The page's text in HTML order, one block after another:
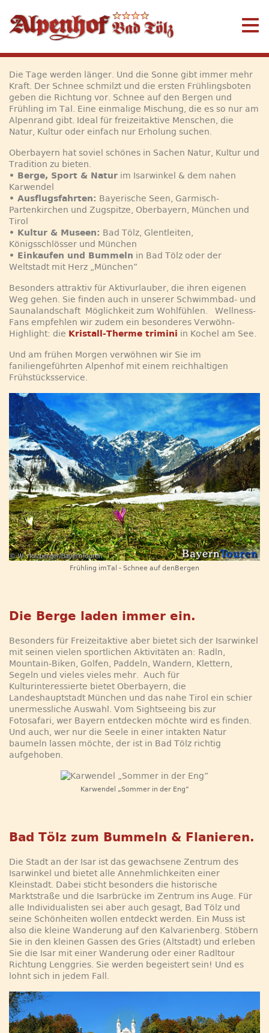
Die Tage werden länger. Und die Sonne gibt immer mehr
Kraft. Der Schnee schmilzt und die ersten Frühlingsboten
geben die Richtung vor. Schnee auf den Bergen und
Frühling im Tal. Eine einmalige Mischung, die es so nur am
Alpenrand gibt. Ideal für freizeitaktive Menschen, die
Natur, Kultur oder einfach nur Erholung suchen.
Oberbayern hat soviel schönes in Sachen Natur, Kultur und
Tradition zu bieten.
• Berge, Sport & Natur im Isarwinkel & dem nahen
Karwendel
• Ausflugsfahrten: Bayerische Seen, Garmisch-
Partenkirchen und Zugspitze, Oberbayern, München und
Tirol
• Kultur & Museen: Bad Tölz, Glentleiten,
Königsschlösser und München
• Einkaufen und Bummeln in Bad Tölz oder der
Weltstadt mit Herz „München”
Besonders attraktiv für Aktivurlauber, die ihren eigenen
Weg gehen. Sie finden auch in unserer Schwimmbad- und
Saunalandschaft Möglichkeit zum Wohlfühlen. Wellness-
Fans empfehlen wir zudem ein besonderes Verwöhn-
Highlight: die Kristall-Therme trimini in Kochel am See.
Und am frühen Morgen verwöhnen wir Sie im
faniliengeführten Alpenhof mit einem reichhaltigen
Frühstücksservice.
Frühling imTal - Schnee auf denBergen
Die Berge laden immer ein.
Besonders für Freizeitaktive aber bietet sich der Isarwinkel
mit seinen vielen sportlichen Aktivitäten an: Radln,
Mountain-Biken, Golfen, Paddeln, Wandern, Klettern,
Segeln und vieles vieles mehr. Auch für
Kulturinteressierte bietet Oberbayern, die
Landeshauptstadt München und das nahe Tirol ein schier
unermessliche Auswahl. Vom Sightseeing bis zur
Fotosafari, wer Bayern entdecken möchte wird es finden.
Und auch, wer nur die Seele in einer intakten Natur
baumeln lassen möchte, der ist in Bad Tölz richtig
aufgehoben.
Karwendel „Sommer in der Eng”
Bad Tölz zum Bummeln & Flanieren.
Die Stadt an der Isar ist das gewachsene Zentrum des
Isarwinkel und bietet alle Annehmlichkeiten einer
Kleinstadt. Dabei sticht besonders die historische
Marktstraße und die Isarbrücke im Zentrum ins Auge. Für
alle Individualisten sei aber auch gesagt, Bad Tölz und
seine Schönheiten wollen entdeckt werden. Ein Muss ist
also die kleine Wanderung auf den Kalvarienberg. Stöbern
Sie in den kleinen Gassen des Gries (Altstadt) und erleben
Sie die Isar mit einer Wanderung oder einer Radltour
Richtung Lenggries. Sie werden begeistert sein! Und es
lohnt sich in jedem Fall.